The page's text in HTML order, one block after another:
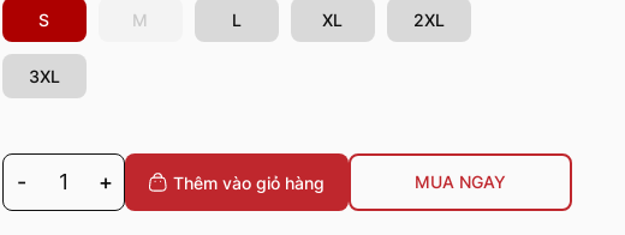
S M L XL 2XL
3XL
- 1 + Thêm vào giỏ hàng MUA NGAY